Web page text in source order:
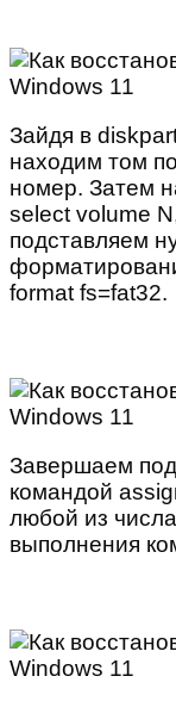
Зайдя в
находим том
номер. Затем
select volume
подставляем
format fs=fat32.
Завершаем
командой
любой из
выполнения